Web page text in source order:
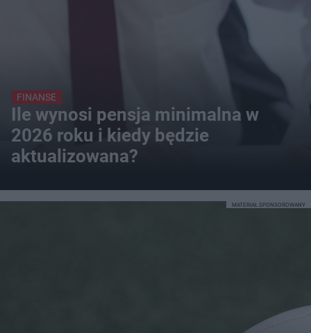
FINANSE
Ile wynosi pensja minimalna w
2026 roku i kiedy będzie
aktualizowana?
MATERIAŁ SPONSOROWANY